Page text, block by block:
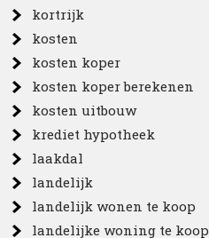
kortrijk
kosten
kosten koper
kosten koper berekenen
kosten uitbouw
krediet hypotheek
laakdal
landelijk
landelijk wonen te koop
landelijke woning te koop